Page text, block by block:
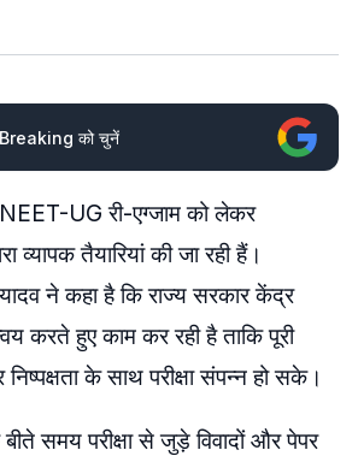
को चुनें
UG री-एग्जाम को लेकर
व्यापक तैयारियां की जा रही हैं।
ने कहा है कि राज्य सरकार केंद्र
करते हुए काम कर रही है ताकि पूरी
निष्पक्षता के साथ परीक्षा संपन्न हो सके।
समय परीक्षा से जुड़े विवादों और पेपर